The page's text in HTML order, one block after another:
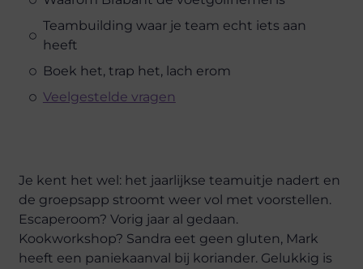
Teambuilding waar je team echt iets aan
heeft
Boek het, trap het, lach erom
Veelgestelde vragen
Je kent het wel: het jaarlijkse teamuitje nadert en
de groepsapp stroomt weer vol met voorstellen.
Escaperoom? Vorig jaar al gedaan.
Kookworkshop? Sandra eet geen gluten, Mark
heeft een paniekaanval bij koriander. Gelukkig is